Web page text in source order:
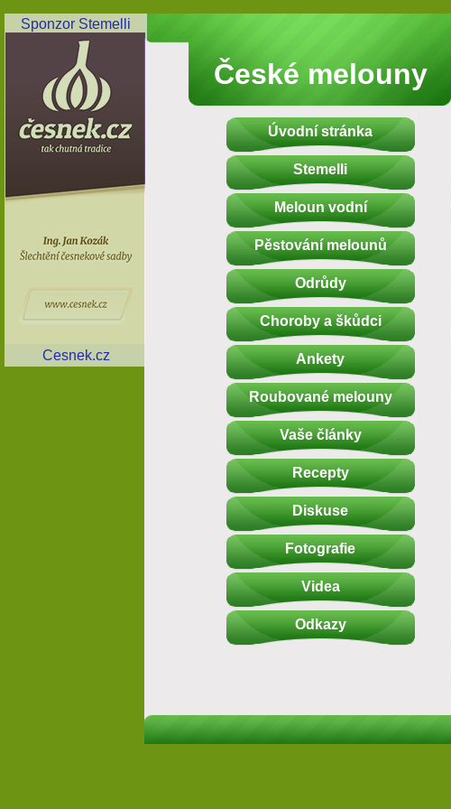
České melouny
Úvodní stránka
Stemelli
Meloun vodní
Pěstování melounů
Odrůdy
Choroby a škůdci
Ankety
Roubované melouny
Vaše články
Recepty
Diskuse
Fotografie
Videa
Odkazy
Sponzor Stemelli
Cesnek.cz